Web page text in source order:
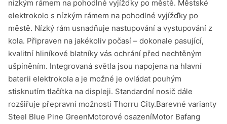
nízkým rámem na pohodlné vyjížďky po městě. Městské
elektrokolo s nízkým rámem na pohodlné vyjížďky po
městě. Nízký rám usnadňuje nastupování a vystupování z
kola. Připraven na jakékoliv počasí – dokonale pasující,
kvalitní hliníkové blatníky vás ochrání před nechtěným
ušpiněním. Integrovaná světla jsou napojena na hlavní
baterii elektrokola a je možné je ovládat pouhým
stisknutím tlačítka na displeji. Standardní nosič dále
rozšiřuje přepravní možnosti Thorru City.Barevné varianty
Steel Blue Pine GreenMotorové osazeníMotor Bafang